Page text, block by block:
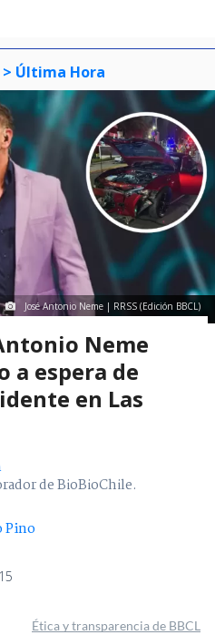
> Última Hora
José Antonio Neme | RRSS (Edición BBCL)
Neme
a espera de
en Las
de BioBioChile.
Pino
Ética y transparencia de BBCL